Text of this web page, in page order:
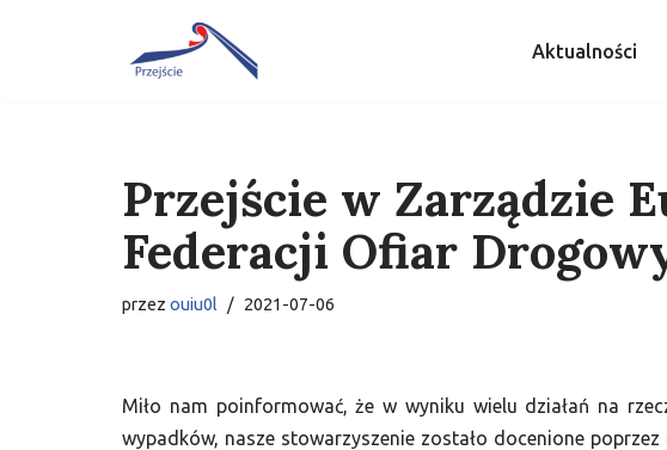
Aktualności
Przejście w Zarządzie
Federacji Ofiar
przez ouiu0l 2021-07-06
Miło nam poinformować, że w wyniku wielu działań na
wypadków, nasze stowarzyszenie zostało docenione